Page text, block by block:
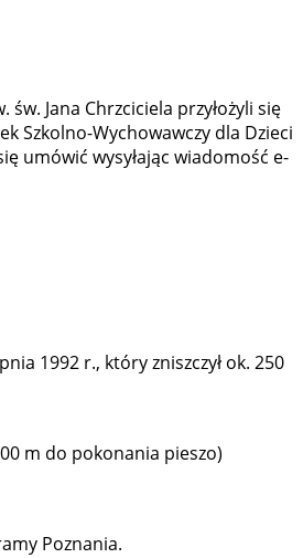
Jana Chrzciciela przyłożyli się
Szkolno-Wychowawczy dla Dzieci
umówić wysyłając wiadomość e-
1992 r., który zniszczył ok. 250
m do pokonania pieszo)
Poznania.